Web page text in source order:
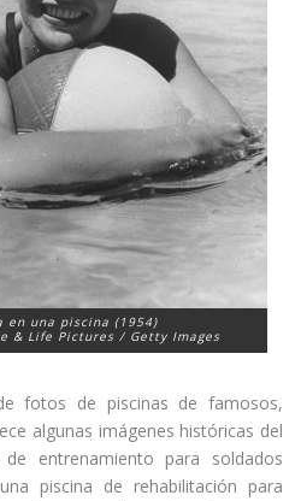
en una piscina (1954)
& Life Pictures / Getty Images
fotos de piscinas de famosos,
algunas imágenes históricas del
entrenamiento para soldados
piscina de rehabilitación para